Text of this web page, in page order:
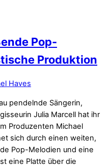
Pop-
Produktion
Haves
pendelnde Sängerin,
Julia Marcell hat ihr
Produzenten Michael
sich durch einen weiten,
Pop-Melodien und eine
eine Platte über die